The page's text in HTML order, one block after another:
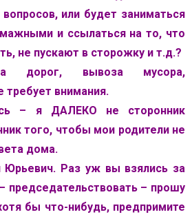
или будет заниматься
и ссылаться на то, что
не пускают в сторожку и т.д.?
дорог, вывоза мусора,
требует внимания.
– я ДАЛЕКО не сторонник
того, чтобы мои родители не
дома.
Раз уж вы взялись за
председательствовать – прошу
бы что-нибудь, предпримите